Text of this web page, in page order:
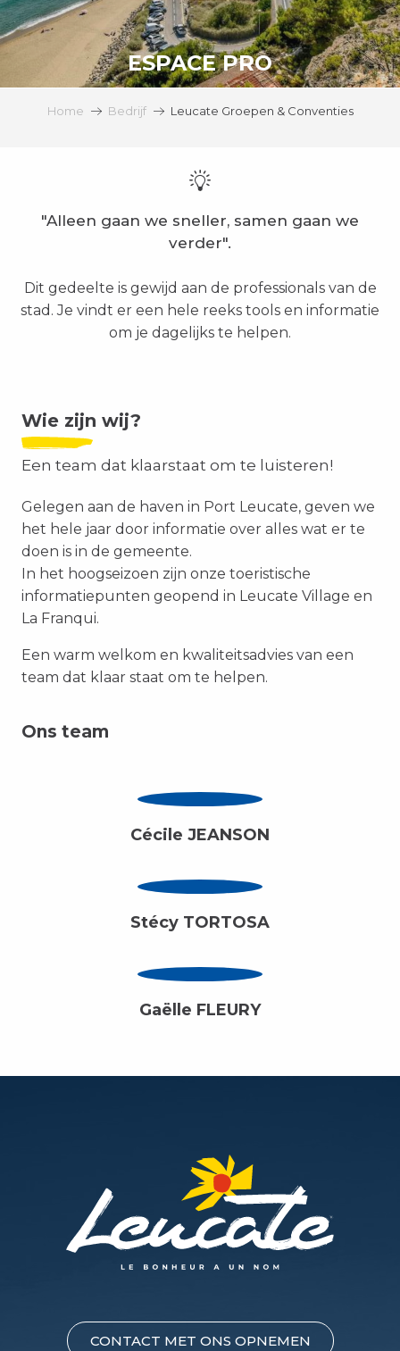
ESPACE PRO
Home Bedrijf Leucate Groepen & Conventies
"Alleen gaan we sneller, samen gaan we
verder".
Dit gedeelte is gewijd aan de professionals van de
stad. Je vindt er een hele reeks tools en informatie
om je dagelijks te helpen.
Wie zijn wij?
Een team dat klaarstaat om te luisteren!
Gelegen aan de haven in Port Leucate, geven we
het hele jaar door informatie over alles wat er te
doen is in de gemeente.
In het hoogseizoen zijn onze toeristische
informatiepunten geopend in Leucate Village en
La Franqui.
Een warm welkom en kwaliteitsadvies van een
team dat klaar staat om te helpen.
Ons team
Cécile JEANSON
Stécy TORTOSA
Gaëlle FLEURY
CONTACT MET ONS OPNEMEN